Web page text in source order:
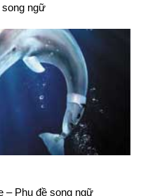
song ngữ
– Phụ đề song ngữ